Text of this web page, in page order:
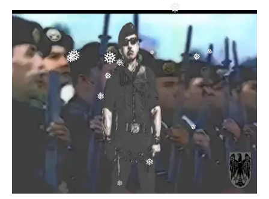
❅
❅ ❅
❅ ❅
❅
❅
❅
❅
❅
❅